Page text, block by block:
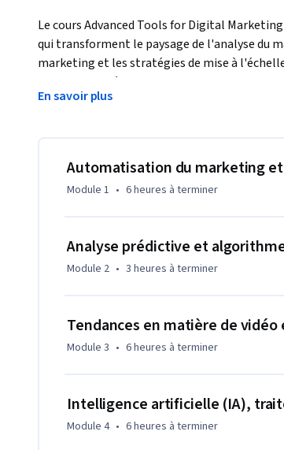
Le cours Advanced Tools for Digital
qui transforment le paysage de l'analyse du
marketing et les stratégies de mise à
marketing vidéo et mobile, ainsi que
(NLP) et l'éthique. Vous apprendrez
- Décrire l'automatisation du marketing et
l'expérimentation et l'analyse en tant
vidéo et mobile et leur impact sur le mix de
l'apprentissage automatique bénéficient aux
potentiel des progrès à venir.
En savoir plus
Automatisation du marketing et
Module 1 • 6 heures à terminer
Analyse prédictive et
Module 2 • 3 heures à terminer
Tendances en matière de vidéo
Module 3 • 6 heures à terminer
Intelligence artificielle (IA),
Module 4 • 6 heures à terminer